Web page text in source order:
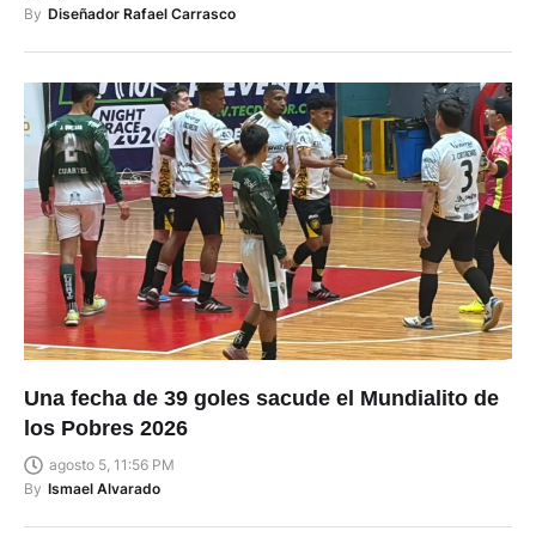
By Diseñador Rafael Carrasco
Una fecha de 39 goles sacude el Mundialito de
los Pobres 2026
agosto 5, 11:56 PM
By Ismael Alvarado